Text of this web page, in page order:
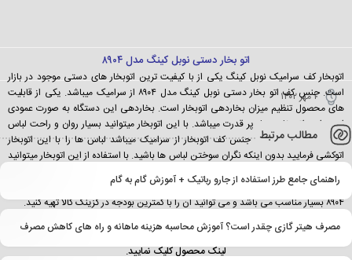
اتو بخار دستی نوبل کینگ مدل ۸۹۰۴
اتوبخار کف سرامیک نوبل کینگ یکی از با کیفیت ترین اتوبخار های دستی موجود در بازار
است. جنس کف اتو بخار دستی نوبل کینگ مدل ۸۹۰۴ از سرامیک میباشد. یکی از قابلیت
های محصول تنظیم میزان بخاردهی اتوبخار است. بخاردهی این دستگاه به صورت عمودی
است این اتوبخار بسیار پر قدرت میباشد. با این اتوبخار میتوانید بسیار روان و راحت لباس
هایتان را اتوکشی کنید. جنس کف اتوبخار از سرامیک میباشد لباس ها را با این اتوبخار
اتوکشی فرمایید بدون اینکه نگران سوختن لباس ها باشید. با استفاده از این اتوبخار میتوانید
است. این دستگاه از گارانتی ۲۴ ماه برخوردار میباشد. قیمت اتو بخار دستی نوبل کینگ مدل
۸۹۰۴ بسیار مناسب می باشد و می توانید آن را با کمترین بودجه در گزینگ کالا تهیه کنید.
برای مشاهده ی امکانات و قیمت به روز اتو بخار دستی نوبل کینگ مدل ۸۹۰۴
لینک محصول کلیک نمایید.
۱ مهر ۱۴۰۲
مطالب مرتبط
راهنمای جامع طرز استفاده از جارو رباتیک + آموزش گام به گام
مصرف هیتر گازی چقدر است؟ آموزش محاسبه هزینه ماهانه و راه های کاهش مصرف